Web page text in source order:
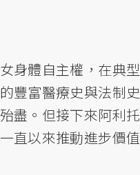
身體自主權，在典型
豐富醫療史與法制史
盡。但接下來阿利托
直以來推動進步價值